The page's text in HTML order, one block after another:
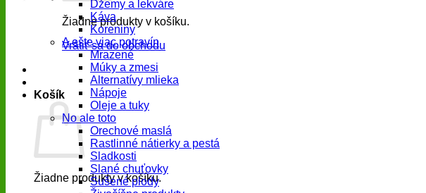
Žiadne produkty v košíku.
Vrátiť sa do obchodu
Košík
Žiadne produkty v košíku.
Džemy a lekváre
Káva
Koreniny
A ešte viac potravín
Mrazené
Múky a zmesi
Alternatívy mlieka
Nápoje
Oleje a tuky
No ale toto
Orechové maslá
Rastlinné nátierky a pestá
Sladkosti
Slané chuťovky
Sušené plody